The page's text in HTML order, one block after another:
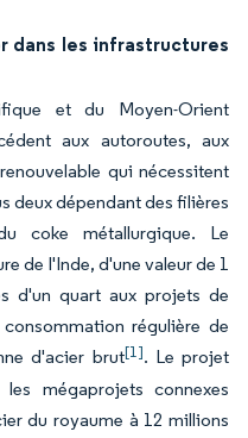
dans les infrastructures
et du Moyen-Orient
aux autoroutes, aux
qui nécessitent
deux dépendant des filières
coke métallurgique. Le
de l'Inde, d'une valeur de 1
d'un quart aux projets de
régulière de
d'acier brut[1]. Le projet
mégaprojets connexes
du royaume à 12 millions